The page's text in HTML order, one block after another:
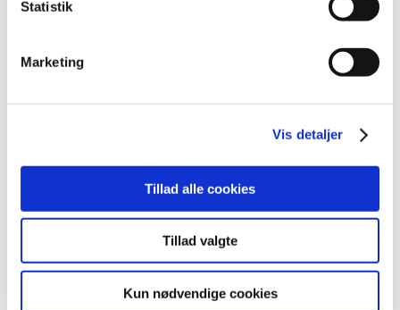
Statistik
Marketing
Vis detaljer
Tillad alle cookies
Tillad valgte
Kun nødvendige cookies
februar (18)
2018 (150)
2016 (167)